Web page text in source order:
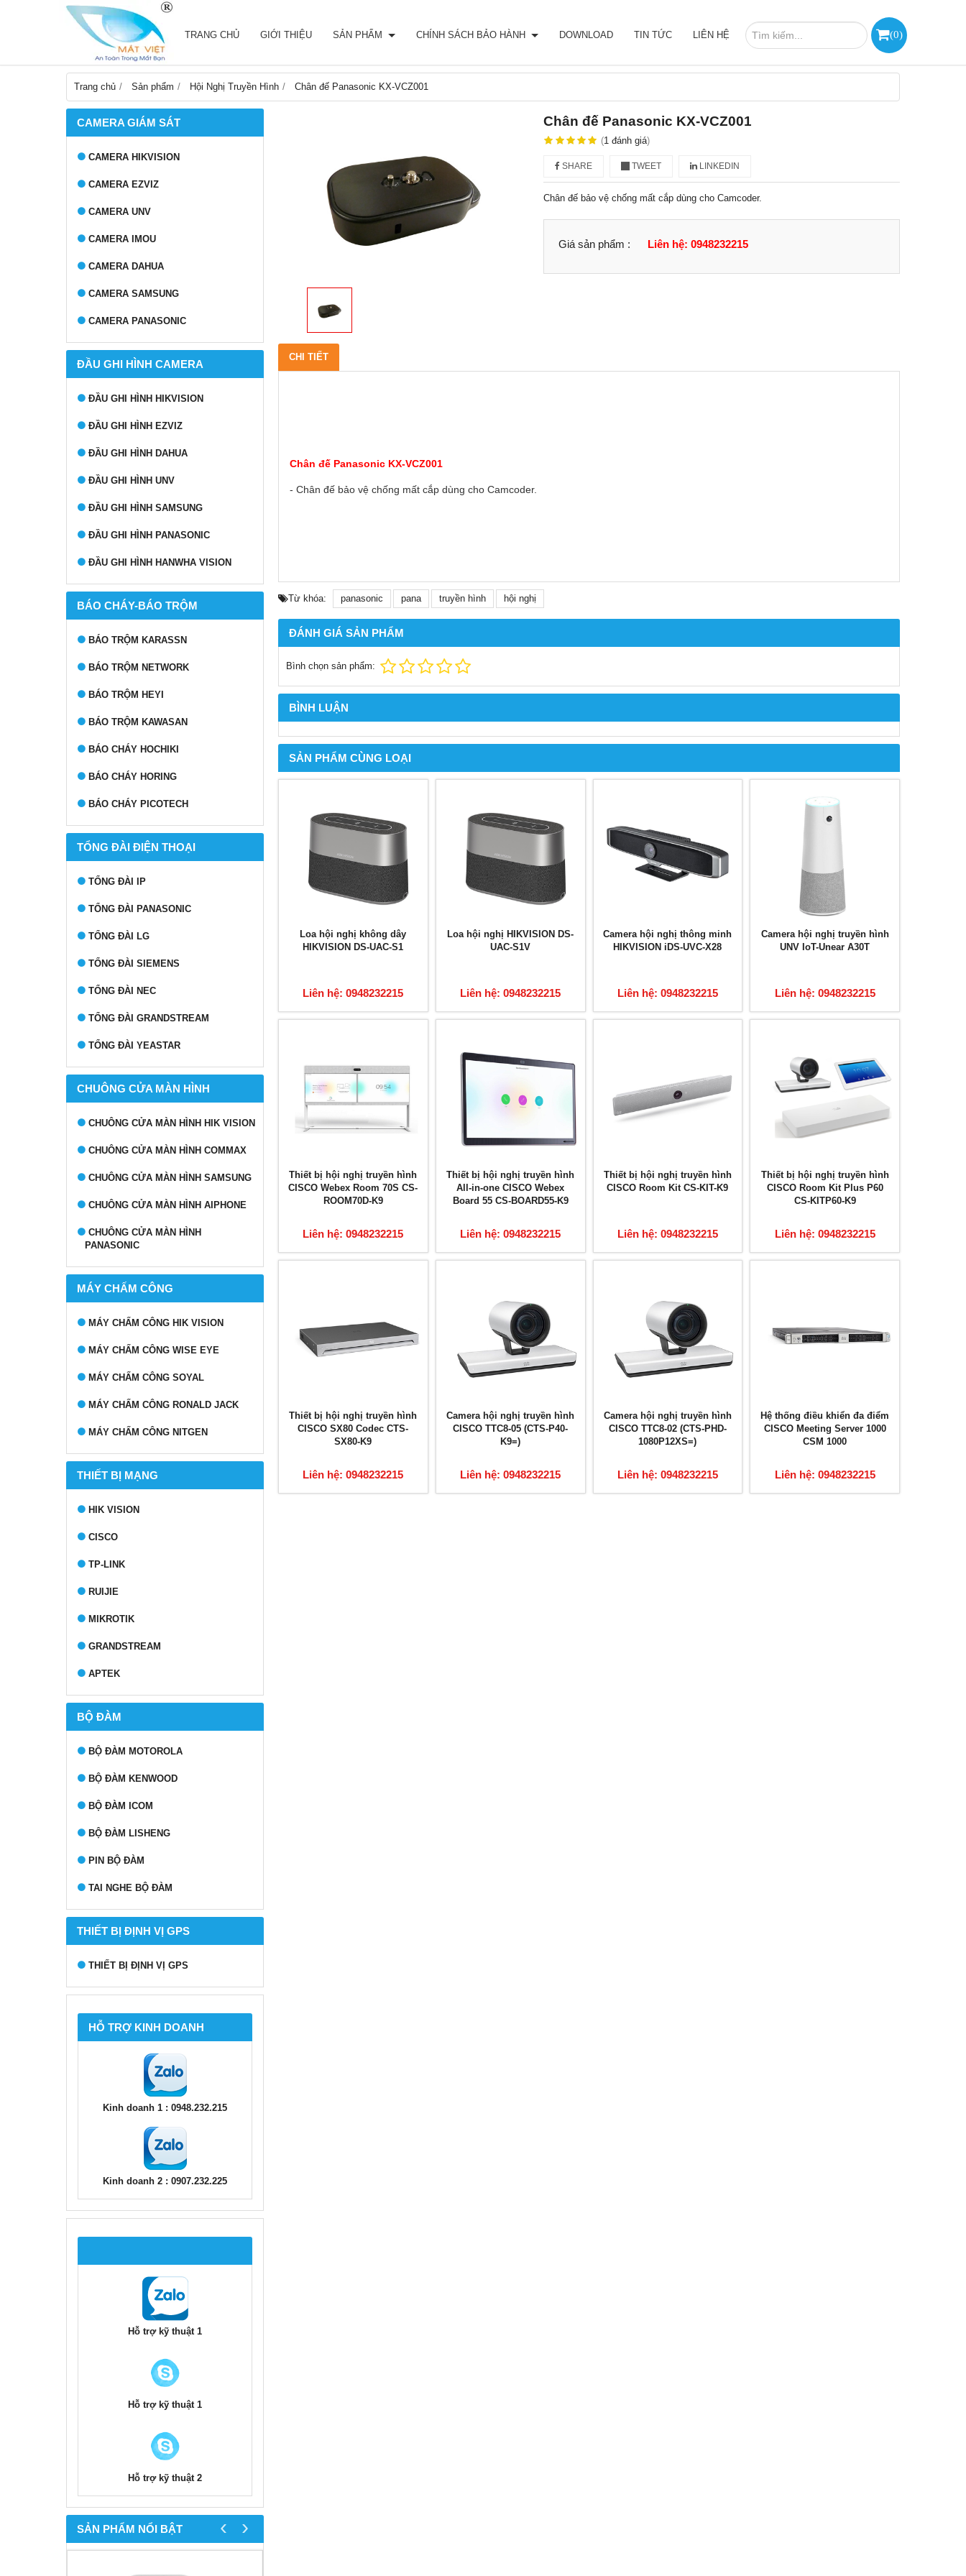
(0)
TRANG CHỦ GIỚI THIỆU SẢN PHẨM CHÍNH SÁCH BẢO HÀNH DOWNLOAD TIN TỨC LIÊN HỆ
Trang chủ Sản phẩm Hội Nghị Truyền Hình Chân đế Panasonic KX-VCZ001
CAMERA GIÁM SÁT
CAMERA HIKVISION
CAMERA EZVIZ
CAMERA UNV
CAMERA IMOU
CAMERA DAHUA
CAMERA SAMSUNG
CAMERA PANASONIC
ĐẦU GHI HÌNH CAMERA
ĐẦU GHI HÌNH HIKVISION
ĐẦU GHI HÌNH EZVIZ
ĐẦU GHI HÌNH DAHUA
ĐẦU GHI HÌNH UNV
ĐẦU GHI HÌNH SAMSUNG
ĐẦU GHI HÌNH PANASONIC
ĐẦU GHI HÌNH HANWHA VISION
BÁO CHÁY-BÁO TRỘM
BÁO TRỘM KARASSN
BÁO TRỘM NETWORK
BÁO TRỘM HEYI
BÁO TRỘM KAWASAN
BÁO CHÁY HOCHIKI
BÁO CHÁY HORING
BÁO CHÁY PICOTECH
TỔNG ĐÀI ĐIỆN THOẠI
TỔNG ĐÀI IP
TỔNG ĐÀI PANASONIC
TỔNG ĐÀI LG
TỔNG ĐÀI SIEMENS
TỔNG ĐÀI NEC
TỔNG ĐÀI GRANDSTREAM
TỔNG ĐÀI YEASTAR
CHUÔNG CỬA MÀN HÌNH
CHUÔNG CỬA MÀN HÌNH HIK VISION
CHUÔNG CỬA MÀN HÌNH COMMAX
CHUÔNG CỬA MÀN HÌNH SAMSUNG
CHUÔNG CỬA MÀN HÌNH AIPHONE
CHUÔNG CỬA MÀN HÌNH
PANASONIC
MÁY CHẤM CÔNG
MÁY CHẤM CÔNG HIK VISION
MÁY CHẤM CÔNG WISE EYE
MÁY CHẤM CÔNG SOYAL
MÁY CHẤM CÔNG RONALD JACK
MÁY CHẤM CÔNG NITGEN
THIẾT BỊ MẠNG
HIK VISION
CISCO
TP-LINK
RUIJIE
MIKROTIK
GRANDSTREAM
APTEK
BỘ ĐÀM
BỘ ĐÀM MOTOROLA
BỘ ĐÀM KENWOOD
BỘ ĐÀM ICOM
BỘ ĐÀM LISHENG
PIN BỘ ĐÀM
TAI NGHE BỘ ĐÀM
THIẾT BỊ ĐỊNH VỊ GPS
THIẾT BỊ ĐỊNH VỊ GPS
HỖ TRỢ KINH DOANH
Kinh doanh 1 : 0948.232.215
Kinh doanh 2 : 0907.232.225
Hỗ trợ kỹ thuật 1
Hỗ trợ kỹ thuật 1
Hỗ trợ kỹ thuật 2
SẢN PHẨM NỔI BẬT ‹ ›
Chân đế Panasonic KX-VCZ001
(1 đánh giá)
SHARE TWEET LINKEDIN
Chân đế bảo vệ chống mất cắp dùng cho Camcoder.
Giá sản phẩm : Liên hệ: 0948232215
CHI TIẾT
Chân đế Panasonic KX-VCZ001
- Chân đế bảo vệ chống mất cắp dùng cho Camcoder.
Từ khóa: panasonic pana truyền hình hội nghị
ĐÁNH GIÁ SẢN PHẨM
Bình chọn sản phẩm:
BÌNH LUẬN
SẢN PHẨM CÙNG LOẠI
Loa hội nghị không dây
HIKVISION DS-UAC-S1
Liên hệ: 0948232215
Loa hội nghị HIKVISION DS-
UAC-S1V
Liên hệ: 0948232215
Camera hội nghị thông minh
HIKVISION iDS-UVC-X28
Liên hệ: 0948232215
Camera hội nghị truyền hình
UNV IoT-Unear A30T
Liên hệ: 0948232215
Thiết bị hội nghị truyền hình
CISCO Webex Room 70S CS-
ROOM70D-K9
Liên hệ: 0948232215
Thiết bị hội nghị truyền hình
All-in-one CISCO Webex
Board 55 CS-BOARD55-K9
Liên hệ: 0948232215
Thiết bị hội nghị truyền hình
CISCO Room Kit CS-KIT-K9
Liên hệ: 0948232215
Thiết bị hội nghị truyền hình
CISCO Room Kit Plus P60
CS-KITP60-K9
Liên hệ: 0948232215
Thiết bị hội nghị truyền hình
CISCO SX80 Codec CTS-
SX80-K9
Liên hệ: 0948232215
Camera hội nghị truyền hình
CISCO TTC8-05 (CTS-P40-
K9=)
Liên hệ: 0948232215
Camera hội nghị truyền hình
CISCO TTC8-02 (CTS-PHD-
1080P12XS=)
Liên hệ: 0948232215
Hệ thống điều khiển đa điểm
CISCO Meeting Server 1000
CSM 1000
Liên hệ: 0948232215